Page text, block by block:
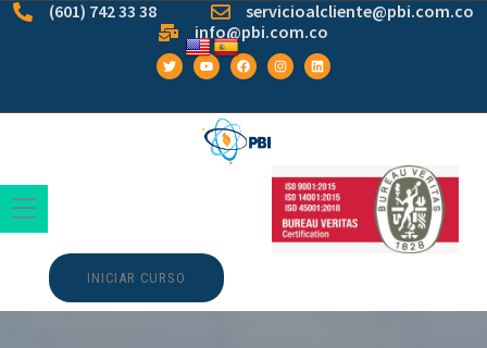
(601) 742 33 38
servicioalcliente@pbi.com.co
info@pbi.com.co
INICIAR CURSO